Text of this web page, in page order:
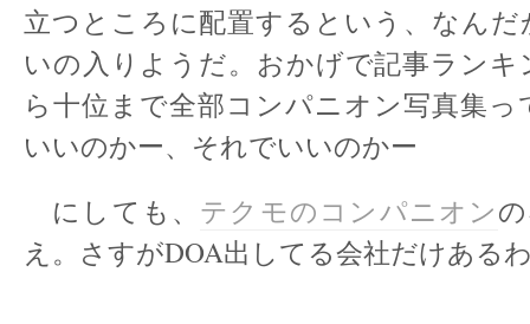
立つところに配置するという、なんだ
いの入りようだ。おかげで記事ランキ
ら十位まで全部コンパニオン写真集
いいのかー、それでいいのかー
にしても、 テクモのコンパニオン
え。さすがDOA出してる会社だけある